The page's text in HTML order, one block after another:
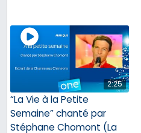
2:25
“La Vie à la Petite
Semaine” chanté par
Stéphane Chomont (La